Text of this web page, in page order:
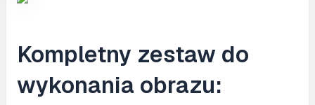
Kompletny zestaw do
wykonania obrazu: